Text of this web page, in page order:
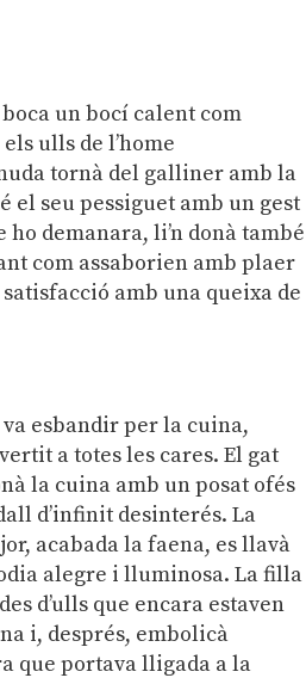
un bocí calent com
ulls de l’home
tornà del galliner amb la
el seu pessiguet amb un gest
demanara, li’n donà també
com assaborien amb plaer
amb una queixa de
esbandir per la cuina,
a totes les cares. El gat
la cuina amb un posat ofés
d’infinit desinterés. La
acabada la faena, es llavà
alegre i lluminosa. La filla
d’ulls que encara estaven
i, després, embolicà
que portava lligada a la